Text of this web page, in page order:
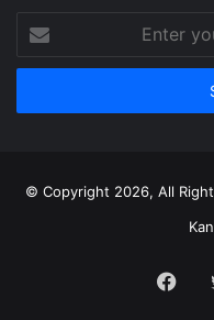
your
Email
© Copyright 2026, All